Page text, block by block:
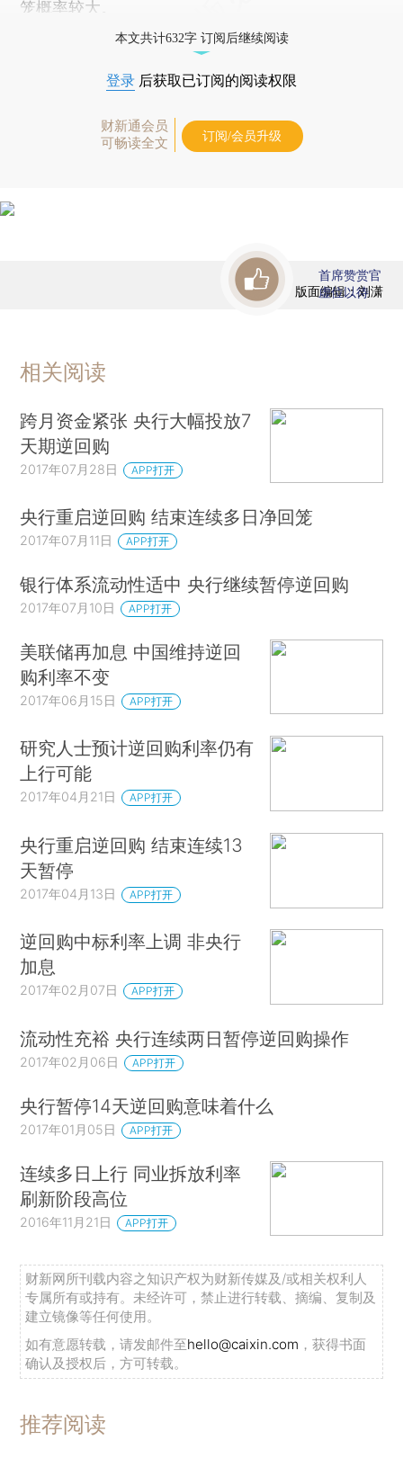
笼概率较大。
本文共计632字 订阅后继续阅读
登录 后获取已订阅的阅读权限
财新通会员
可畅读全文
订阅/会员升级
版面编辑：刘潇
首席赞赏官
虚位以待
相关阅读
跨月资金紧张 央行大幅投放7
天期逆回购
2017年07月28日 APP打开
央行重启逆回购 结束连续多日净回笼
2017年07月11日 APP打开
银行体系流动性适中 央行继续暂停逆回购
2017年07月10日 APP打开
美联储再加息 中国维持逆回
购利率不变
2017年06月15日 APP打开
研究人士预计逆回购利率仍有
上行可能
2017年04月21日 APP打开
央行重启逆回购 结束连续13
天暂停
2017年04月13日 APP打开
逆回购中标利率上调 非央行
加息
2017年02月07日 APP打开
流动性充裕 央行连续两日暂停逆回购操作
2017年02月06日 APP打开
央行暂停14天逆回购意味着什么
2017年01月05日 APP打开
连续多日上行 同业拆放利率
刷新阶段高位
2016年11月21日 APP打开
财新网所刊载内容之知识产权为财新传媒及/或相关权利人
专属所有或持有。未经许可，禁止进行转载、摘编、复制及
建立镜像等任何使用。
如有意愿转载，请发邮件至hello@caixin.com ，获得书面
确认及授权后，方可转载。
推荐阅读